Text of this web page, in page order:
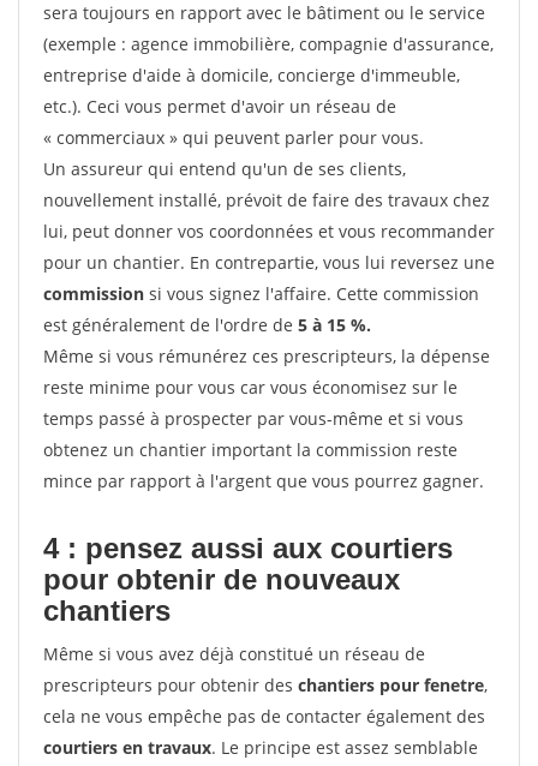
sera toujours en rapport avec le bâtiment ou le service
(exemple : agence immobilière, compagnie d'assurance,
entreprise d'aide à domicile, concierge d'immeuble,
etc.). Ceci vous permet d'avoir un réseau de
« commerciaux » qui peuvent parler pour vous.
Un assureur qui entend qu'un de ses clients,
nouvellement installé, prévoit de faire des travaux chez
lui, peut donner vos coordonnées et vous recommander
pour un chantier. En contrepartie, vous lui reversez une
commission si vous signez l'affaire. Cette commission
est généralement de l'ordre de 5 à 15 %.
Même si vous rémunérez ces prescripteurs, la dépense
reste minime pour vous car vous économisez sur le
temps passé à prospecter par vous-même et si vous
obtenez un chantier important la commission reste
mince par rapport à l'argent que vous pourrez gagner.
4 : pensez aussi aux courtiers
pour obtenir de nouveaux
chantiers
Même si vous avez déjà constitué un réseau de
prescripteurs pour obtenir des chantiers pour fenetre,
cela ne vous empêche pas de contacter également des
courtiers en travaux. Le principe est assez semblable